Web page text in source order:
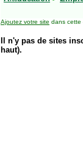
Ajoutez votre site dans cette
Il n'y pas de sites
haut).